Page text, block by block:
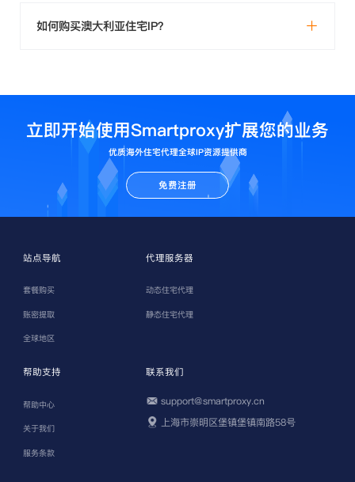
如何购买澳大利亚住宅IP？
立即开始使用Smartproxy扩展您的业务
优质海外住宅代理全球IP资源提供商
免费注册
站点导航
套餐购买
账密提取
全球地区
代理服务器
动态住宅代理
静态住宅代理
帮助支持
帮助中心
关于我们
服务条款
联系我们
support@smartproxy.cn
上海市崇明区堡镇堡镇南路58号